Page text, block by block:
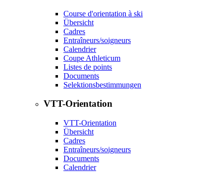
Course d'orientation à ski
Übersicht
Cadres
Entraîneurs/soigneurs
Calendrier
Coupe Athleticum
Listes de points
Documents
Selektionsbestimmungen
VTT-Orientation
VTT-Orientation
Übersicht
Cadres
Entraîneurs/soigneurs
Documents
Calendrier